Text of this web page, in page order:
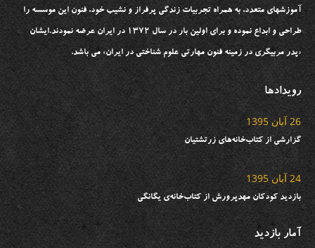
آموزشهای متعدد، به همراه تجربیات زندگی پرفراز و نشیب خود، فنون این موسسه را
طراحی و ابداع نموده و برای اولین بار در سال ۱۳۷۲ در ایران عرضه نمودند.ایشان
«پدر مربیگری در زمینه فنون مهارتی علوم شناختی در ایران» می باشد.
رویدادها
26 آبان 1395
گزارشی از کتاب‌خانه‌های زرتشتیان
24 آبان 1395
بازدید کودکان مهدپرورش از کتاب‌خانه‌ی یگانگی
آمار بازدید